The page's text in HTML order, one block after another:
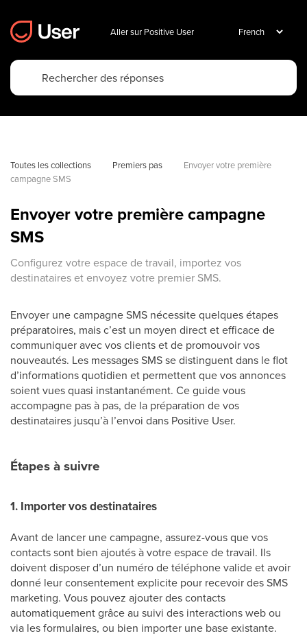
Aller sur Positive User
Toutes les collections Premiers pas
Envoyer votre première
campagne SMS
Envoyer votre première campagne
SMS
Configurez votre espace de travail, importez vos
destinataires et envoyez votre premier SMS.
Envoyer une campagne SMS nécessite quelques étapes
préparatoires, mais c’est un moyen direct et efficace de
communiquer avec vos clients et de promouvoir vos
nouveautés. Les messages SMS se distinguent dans le flot
d’informations quotidien et permettent que vos annonces
soient vues quasi instantanément. Ce guide vous
accompagne pas à pas, de la préparation de vos
destinataires jusqu’à l’envoi dans Positive User.
Étapes à suivre
1. Importer vos destinataires
Avant de lancer une campagne, assurez-vous que vos
contacts sont bien ajoutés à votre espace de travail. Ils
doivent disposer d’un numéro de téléphone valide et avoir
donné leur consentement explicite pour recevoir des SMS
marketing. Vous pouvez ajouter des contacts
automatiquement grâce au suivi des interactions web ou
via les formulaires, ou bien importer une base existante.